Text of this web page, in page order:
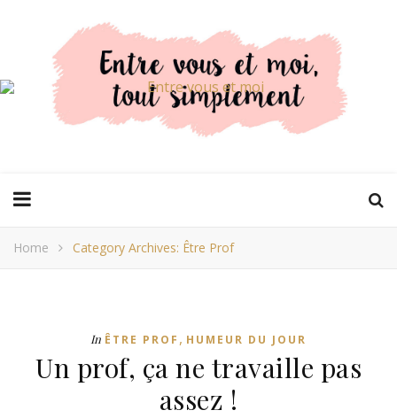
Home Category Archives: Être Prof
In ÊTRE PROF , HUMEUR DU JOUR
Un prof, ça ne travaille pas
assez !